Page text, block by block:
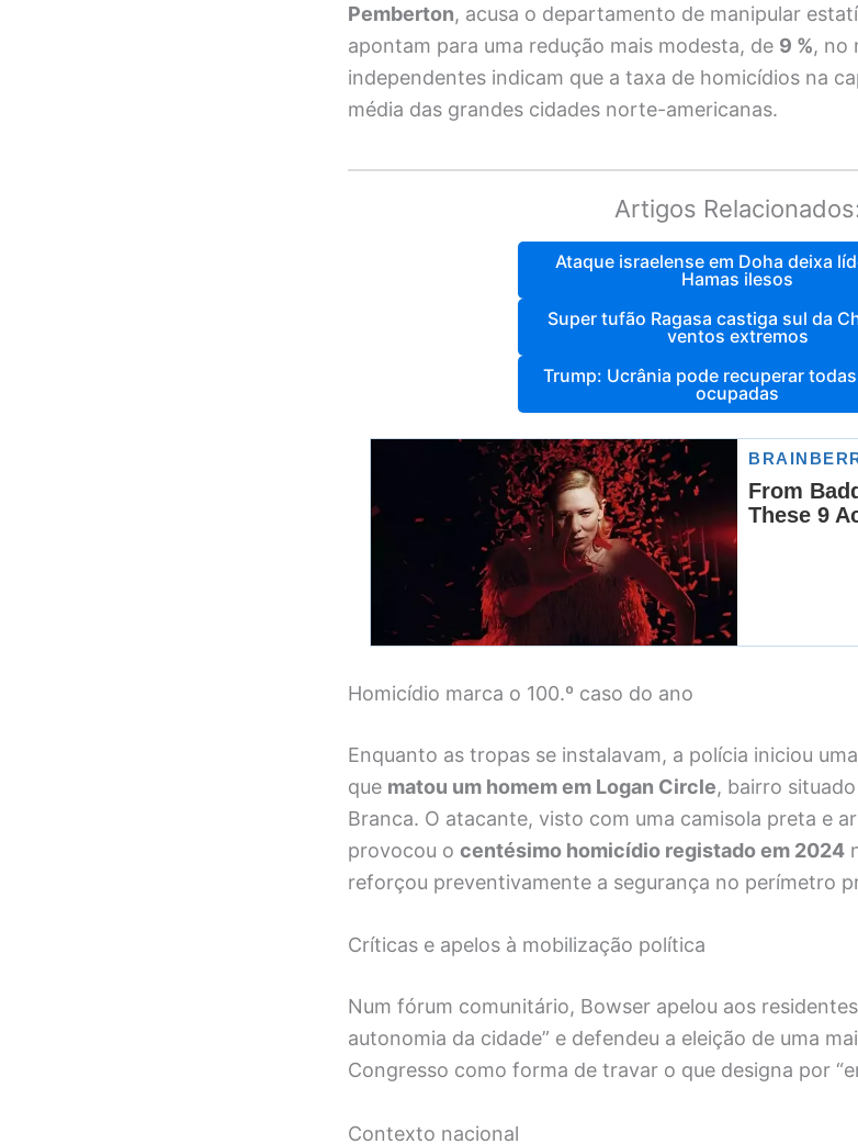
Pemberton, acusa o departamento de manipular
apontam para uma redução mais modesta, de 9 %, no
independentes indicam que a taxa de homicídios na
média das grandes cidades norte-americanas.
Artigos
Ataque israelense em Doha deixa
Hamas ilesos
Super tufão Ragasa castiga sul da
ventos extremos
Trump: Ucrânia pode recuperar
ocupadas
Homicídio marca o 100.º caso do ano
Enquanto as tropas se instalavam, a polícia iniciou
que matou um homem em Logan Circle, bairro
Branca. O atacante, visto com uma camisola preta e
provocou o centésimo homicídio registado em 2024
reforçou preventivamente a segurança no perímetro
Críticas e apelos à mobilização política
Num fórum comunitário, Bowser apelou aos
autonomia da cidade” e defendeu a eleição de uma
Congresso como forma de travar o que designa por
Contexto nacional